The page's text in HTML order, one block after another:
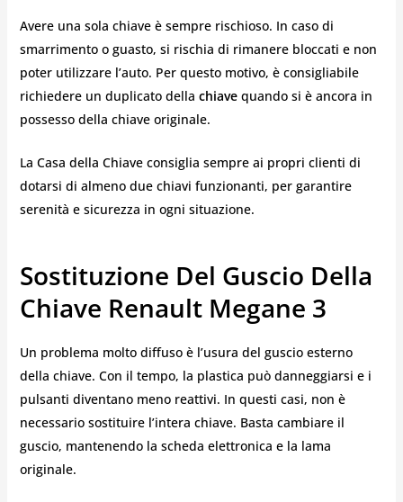
Avere una sola chiave è sempre rischioso. In caso di
smarrimento o guasto, si rischia di rimanere bloccati e non
poter utilizzare l’auto. Per questo motivo, è consigliabile
richiedere un duplicato della chiavequando si è ancora in
possesso della chiave originale.
La Casa della Chiave consiglia sempre ai propri clienti di
dotarsi di almeno due chiavi funzionanti, per garantire
serenità e sicurezza in ogni situazione.
Sostituzione Del Guscio Della
Chiave Renault Megane 3
Un problema molto diffuso è l’usura del guscio esterno
della chiave. Con il tempo, la plastica può danneggiarsi e i
pulsanti diventano meno reattivi. In questi casi, non è
necessario sostituire l’intera chiave. Basta cambiare il
guscio, mantenendo la scheda elettronica e la lama
originale.